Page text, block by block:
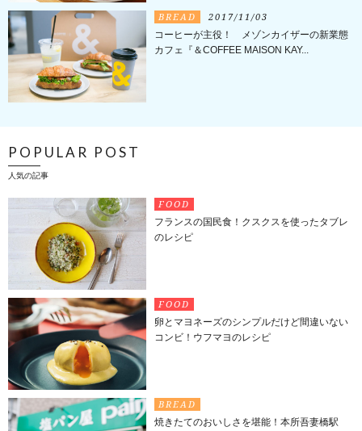
BREAD 2017/11/03
コーヒーが主役！ メゾンカイザーの新業態
カフェ『＆COFFEE MAISON KAY...
POPULAR POST
人気の記事
FOOD
フランスの国民食！クスクスを使ったタブレ
のレシピ
FOOD
卵とマヨネーズのシンプルだけど間違いない
コンビ！ウフマヨのレシピ
BREAD
焼きたてのおいしさを堪能！本所吾妻橋駅